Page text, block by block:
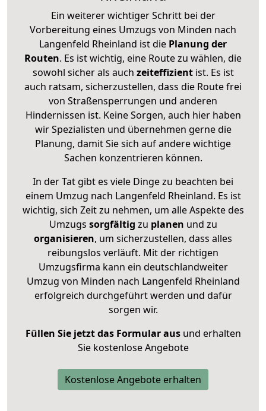
Ein weiterer wichtiger Schritt bei der
Vorbereitung eines Umzugs von Minden nach
Langenfeld Rheinland ist die Planung der
Routen. Es ist wichtig, eine Route zu wählen, die
sowohl sicher als auch zeiteffizientist. Es ist
auch ratsam, sicherzustellen, dass die Route frei
von Straßensperrungen und anderen
Hindernissen ist. Keine Sorgen, auch hier haben
wir Spezialisten und übernehmen gerne die
Planung, damit Sie sich auf andere wichtige
Sachen konzentrieren können.
In der Tat gibt es viele Dinge zu beachten bei
einem Umzug nach Langenfeld Rheinland. Es ist
wichtig, sich Zeit zu nehmen, um alle Aspekte des
Umzugs sorgfältig zu planen und zu
organisieren, um sicherzustellen, dass alles
reibungslos verläuft. Mit der richtigen
Umzugsfirma kann ein deutschlandweiter
Umzug von Minden nach Langenfeld Rheinland
erfolgreich durchgeführt werden und dafür
sorgen wir.
Füllen Sie jetzt das Formular ausund erhalten
Sie kostenlose Angebote
Kostenlose Angebote erhalten